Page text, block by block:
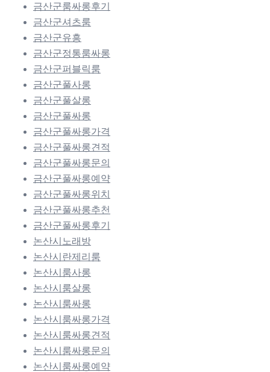
금산군룸싸롱후기
금산군셔츠룸
금산군유흥
금산군정통룸싸롱
금산군퍼블릭룸
금산군풀사롱
금산군풀살롱
금산군풀싸롱
금산군풀싸롱가격
금산군풀싸롱견적
금산군풀싸롱문의
금산군풀싸롱예약
금산군풀싸롱위치
금산군풀싸롱추천
금산군풀싸롱후기
논산시노래방
논산시란제리룸
논산시룸사롱
논산시룸살롱
논산시룸싸롱
논산시룸싸롱가격
논산시룸싸롱견적
논산시룸싸롱문의
논산시룸싸롱예약